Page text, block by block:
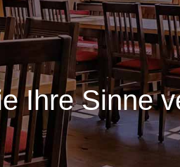
Ihre Sinne